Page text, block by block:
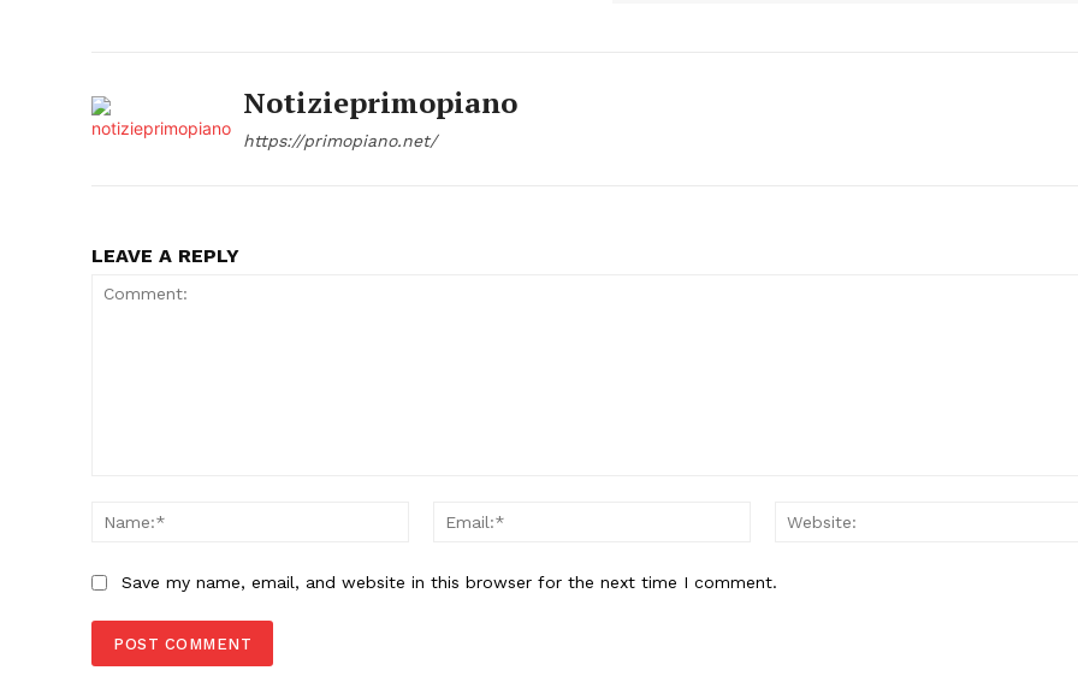
Notizieprimopiano
https://primopiano.net/
LEAVE A REPLY
Name:*
Email:*
Save my name, email, and website in this browser for the next time I comment.